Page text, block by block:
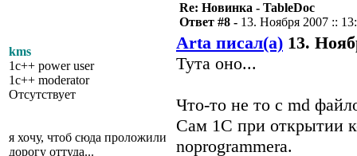
kms
1c++ power user
1c++ moderator
Отсутствует
я хочу, чтоб сюда проложили
дорогу оттуда...
Re: Новинка - TableDoc
Ответ #8 - 13. Ноября 2007 ::
Arta писал(а) 13.
Тута оно...
Что-то не то с md
Сам 1С при открытии
noprogrammera.